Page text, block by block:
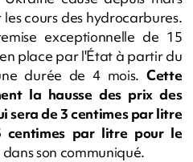
les cours des hydrocarbures.
exceptionnelle de 15
place par l'État à partir du
durée de 4 mois.Cette
la hausse des prix des
sera de 3 centimes par litre
centimes par litre pour le
son communiqué.